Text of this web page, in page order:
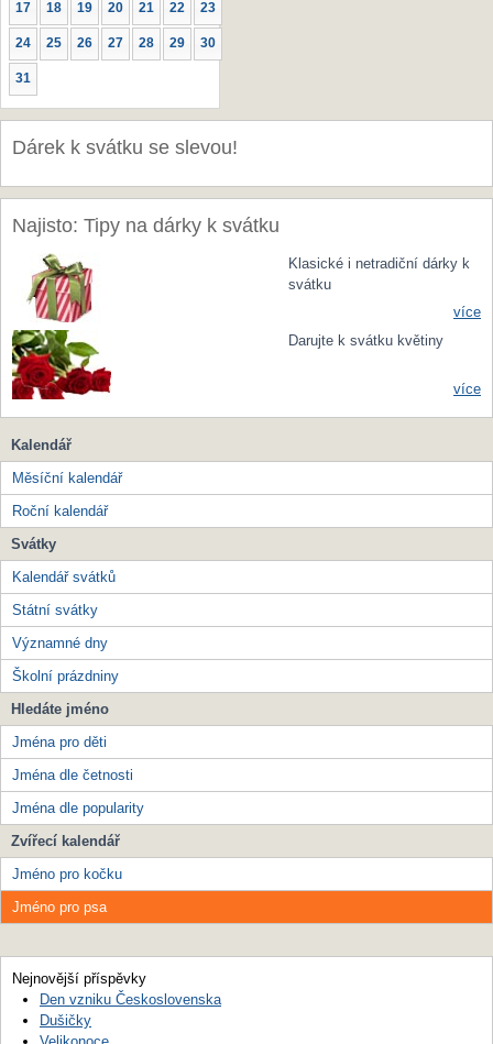
17 18 19 20 21 22 23
24 25 26 27 28 29 30
31
Dárek k svátku se slevou!
Najisto: Tipy na dárky k svátku
Klasické i netradiční dárky k
svátku
více
Darujte k svátku květiny
více
Kalendář
Měsíční kalendář
Roční kalendář
Svátky
Kalendář svátků
Státní svátky
Významné dny
Školní prázdniny
Hledáte jméno
Jména pro děti
Jména dle četnosti
Jména dle popularity
Zvířecí kalendář
Jméno pro kočku
Jméno pro psa
Nejnovější příspěvky
Den vzniku Československa
Dušičky